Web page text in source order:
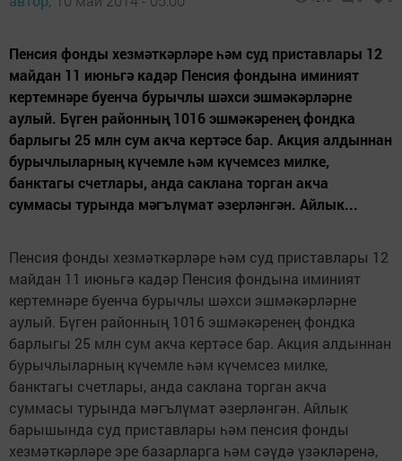
Пенсия фонды хезмәткәрләре һәм суд приставлары 12
майдан 11 июньгә кадәр Пенсия фондына иминият
кертемнәре буенча бурычлы шәхси эшмәкәрләрне
аулый. Бүген районның 1016 эшмәкәренең фондка
барлыгы 25 млн сум акча кертәсе бар. Акция алдыннан
бурычлыларның күчемле һәм күчемсез милке,
банктагы счетлары, анда саклана торган акча
суммасы турында мәгълүмат әзерләнгән. Айлык...
Пенсия фонды хезмәткәрләре һәм суд приставлары 12
майдан 11 июньгә кадәр Пенсия фондына иминият
кертемнәре буенча бурычлы шәхси эшмәкәрләрне
аулый. Бүген районның 1016 эшмәкәренең фондка
барлыгы 25 млн сум акча кертәсе бар. Акция алдыннан
бурычлыларның күчемле һәм күчемсез милке,
банктагы счетлары, анда саклана торган акча
суммасы турында мәгълүмат әзерләнгән. Айлык
барышында суд приставлары һәм пенсия фонды
хезмәткәрләре эре базарларга һәм сәүдә үзәкләренә,